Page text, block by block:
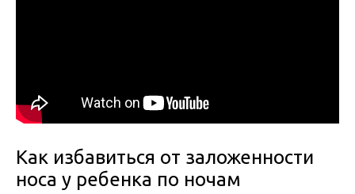
Как избавиться от заложенности
носа у ребенка по ночам